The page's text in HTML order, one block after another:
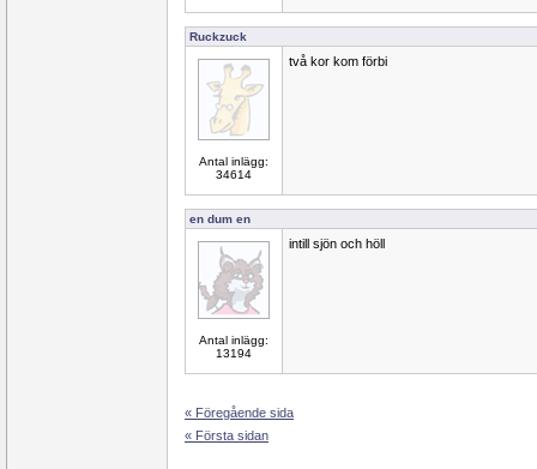
Ruckzuck
Antal inlägg:
34614
två kor kom förbi
en dum en
Antal inlägg:
13194
intill sjön och höll
« Föregående sida
« Första sidan